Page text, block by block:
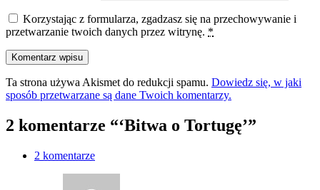
Korzystając z formularza, zgadzasz się na przechowywanie i
przetwarzanie twoich danych przez witrynę. *
Ta strona używa Akismet do redukcji spamu. Dowiedz się, w jaki
sposób przetwarzane są dane Twoich komentarzy.
2 komentarze “‘Bitwa o Tortugę’”
2 komentarze